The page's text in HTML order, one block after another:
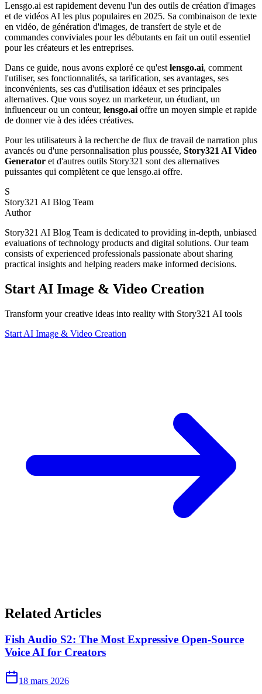
Lensgo.ai est rapidement devenu l'un des outils de création d'images
et de vidéos AI les plus populaires en 2025. Sa combinaison de texte
en vidéo, de génération d'images, de transfert de style et de
commandes conviviales pour les débutants en fait un outil essentiel
pour les créateurs et les entreprises.
Dans ce guide, nous avons exploré ce qu'estlensgo.ai, comment
l'utiliser, ses fonctionnalités, sa tarification, ses avantages, ses
inconvénients, ses cas d'utilisation idéaux et ses principales
alternatives. Que vous soyez un marketeur, un étudiant, un
influenceur ou un conteur, lensgo.aioffre un moyen simple et rapide
de donner vie à des idées créatives.
Pour les utilisateurs à la recherche de flux de travail de narration plus
avancés ou d'une personnalisation plus poussée, Story321 AI Video
Generator et d'autres outils Story321 sont des alternatives
puissantes qui complètent ce que lensgo.ai offre.
S
Story321 AI Blog Team
Author
Story321 AI Blog Team is dedicated to providing in-depth, unbiased
evaluations of technology products and digital solutions. Our team
consists of experienced professionals passionate about sharing
practical insights and helping readers make informed decisions.
Start AI Image & Video Creation
Transform your creative ideas into reality with Story321 AI tools
Start AI Image & Video Creation
Related Articles
Fish Audio S2: The Most Expressive Open-Source
Voice AI for Creators
18 mars 2026